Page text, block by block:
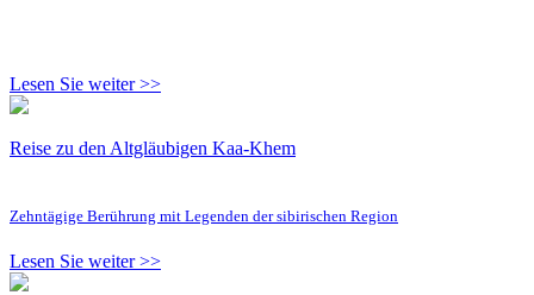
Lesen Sie weiter >>
Reise zu den Altgläubigen Kaa-Khem
Zehntägige Berührung mit Legenden der sibirischen Region
Lesen Sie weiter >>